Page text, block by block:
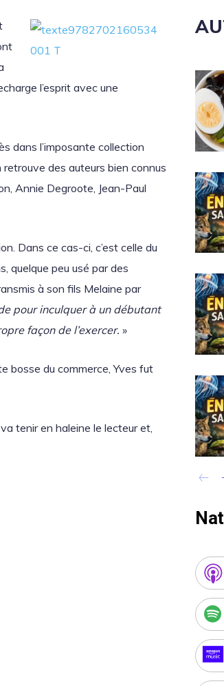
l’esprit avec une
dans l’imposante collection
des auteurs bien connus
Annie Degroote, Jean-Paul
Dans ce cas-ci, c’est celle du
quelque peu usé par des
à son fils Melaine par
pour inculquer à un débutant
façon de l’exercer. »
bosse du commerce, Yves fut
tenir en haleine le lecteur et,